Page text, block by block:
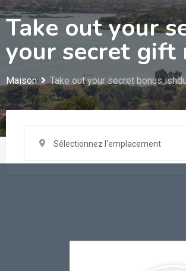
Take out your
your secret gift
Maison Take out your secret bonus
Sélectionnez l'emplacement